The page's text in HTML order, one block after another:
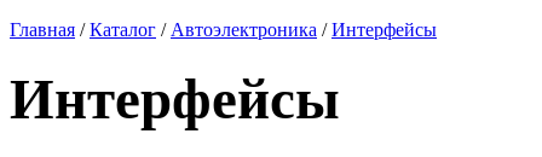
Главная /Каталог / Автоэлектроника /Интерфейсы
Интерфейсы